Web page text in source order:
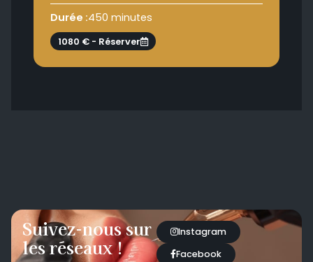
Durée :450 minutes
1080 € - Réserver
Suivez-nous sur
les réseaux !
Instagram
Facebook